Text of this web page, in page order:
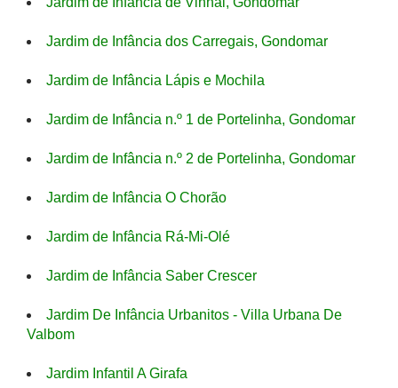
Jardim de Infância dos Carregais, Gondomar
Jardim de Infância Lápis e Mochila
Jardim de Infância n.º 1 de Portelinha, Gondomar
Jardim de Infância n.º 2 de Portelinha, Gondomar
Jardim de Infância O Chorão
Jardim de Infância Rá-Mi-Olé
Jardim de Infância Saber Crescer
Jardim De Infância Urbanitos - Villa Urbana De
Valbom
Jardim Infantil A Girafa